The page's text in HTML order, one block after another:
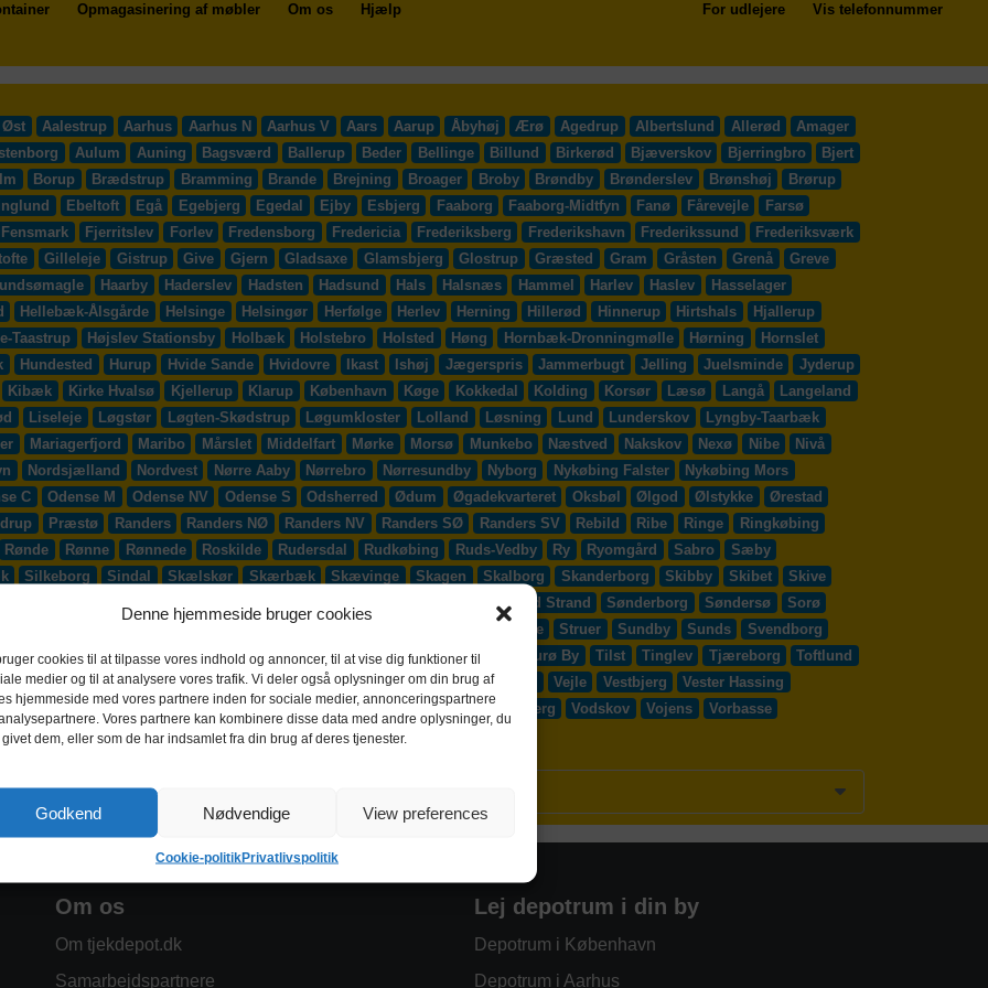
Denne hjemmeside bruger cookies
cookies til at tilpasse vores indhold og annoncer, til at vise dig funktioner til
medier og til at analysere vores trafik. Vi deler også oplysninger om din brug af
hjemmeside med vores partnere inden for sociale medier, annonceringspartnere
Vores partnere kan kombinere disse data med andre oplysninger, du
dem, eller som de har indsamlet fra din brug af deres tjenester.
Godkend Nødvendige View preferences
Cookie-politikPrivatlivspolitik
Opmagasinering af møbler Om os Hjælp For udlejere Vis telefonnummer
Øst Aalestrup Aarhus Aarhus N Aarhus V Aars Aarup Åbyhøj Ærø Agedrup Albertslund Allerød
Amager
Aulum Auning Bagsværd Ballerup Beder Bellinge Billund Birkerød Bjæverskov Bjerringbro
Bjert
Borup Brædstrup Bramming Brande Brejning Broager Broby Brøndby Brønderslev Brønshøj
Brørup
Ebeltoft Egå Egebjerg Egedal Ejby Esbjerg Faaborg Faaborg-Midtfyn Fanø Fårevejle
Farsø
Fensmark Fjerritslev Forlev Fredensborg Fredericia Frederiksberg Frederikshavn Frederikssund
Frederiksværk
Gilleleje Gistrup Give Gjern Gladsaxe Glamsbjerg Glostrup Græsted Gram Gråsten Grenå
Greve
Haarby Haderslev Hadsten Hadsund Hals Halsnæs Hammel Harlev Haslev
Hasselager
Hellebæk-Ålsgårde Helsinge Helsingør Herfølge Herlev Herning Hillerød Hinnerup Hirtshals
Hjallerup
Taastrup Højslev Stationsby Holbæk Holstebro Holsted Høng Hornbæk-Dronningmølle Hørning
Hornslet
Hundested Hurup Hvide Sande Hvidovre Ikast Ishøj Jægerspris Jammerbugt Jelling Juelsminde
Jyderup
Kibæk Kirke Hvalsø Kjellerup Klarup København Køge Kokkedal Kolding Korsør Læsø Langå
Langeland
Liseleje Løgstør Løgten-Skødstrup Løgumkloster Lolland Løsning Lund Lunderskov
Lyngby-Taarbæk
Mariagerfjord Maribo Mårslet Middelfart Mørke Morsø Munkebo Næstved Nakskov Nexø Nibe
Nivå
Nordsjælland Nordvest Nørre Aaby Nørrebro Nørresundby Nyborg Nykøbing Falster
Nykøbing Mors
C Odense M Odense NV Odense S Odsherred Ødum Øgadekvarteret Oksbøl Ølgod Ølstykke
Ørestad
Præstø Randers Randers NØ Randers NV Randers SØ Randers SV Rebild Ribe Ringe
Ringkøbing
Rønde Rønne Rønnede Roskilde Rudersdal Rudkøbing Ruds-Vedby Ry Ryomgård Sabro
Sæby
Silkeborg Sindal Skælskør Skærbæk Skævinge Skagen Skalborg Skanderborg Skibby Skibet
Skive
Solrød Strand Sønderborg Søndersø
Sorø
Strøby Egede Struer Sundby Sunds
Svendborg
Sydhavnen Taastrup Tarm Tårnby Taulov Them Thisted Thurø By Tilst Tinglev Tjæreborg
Toftlund
Vadum Værløse Valby Vallensbæk Vamdrup Vanløse Varde Vejle Vestbjerg
Vester Hassing
S Videbæk Vildbjerg Vinderup Vindinge Virklund Virum Vissenbjerg Vodskov Vojens
Vorbasse
Om os
Om tjekdepot.dk
Samarbejdspartnere
Lej depotrum i din by
Depotrum i København
Depotrum i Aarhus